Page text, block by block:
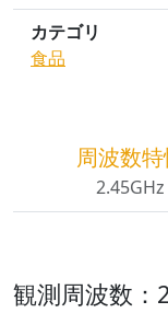
カテゴリ
食品
周波数
2.45GHz
観測周波数：